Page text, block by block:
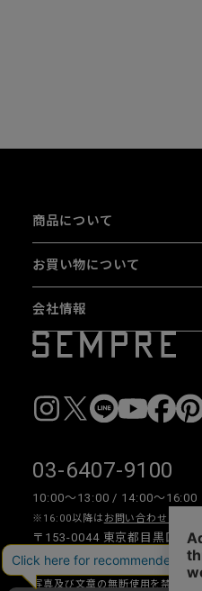
商品について
お買い物について
会社情報
03-6407-9100
10:00〜13:00 / 14:00〜16:00
※16:00以降は お問い合わせフォー
〒153-0044 東京都目黒区大
写真及び文章の無断使用を禁じます